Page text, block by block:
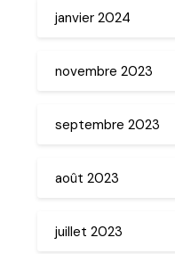
janvier 2024
novembre 2023
septembre 2023
août 2023
juillet 2023